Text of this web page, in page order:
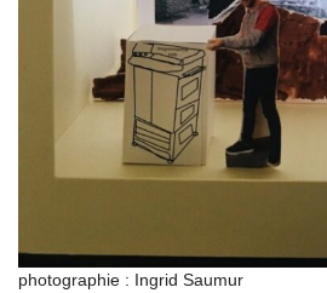
photographie : Ingrid Saumur